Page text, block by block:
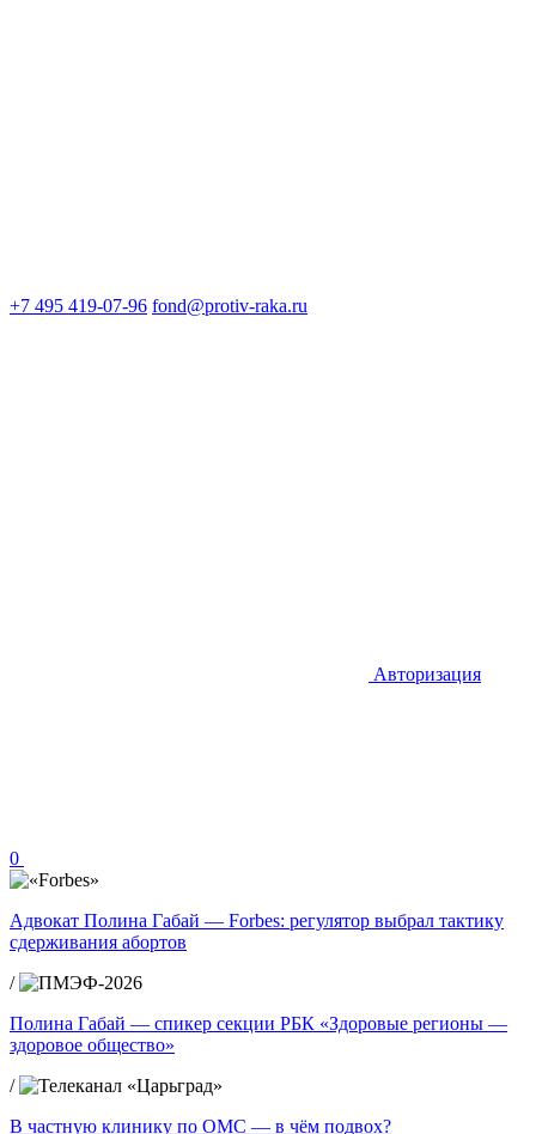
+7 495 419-07-96 fond@protiv-raka.ru
Авторизация
0
Адвокат Полина Габай — Forbes: регулятор выбрал тактику
сдерживания абортов
/
Полина Габай — спикер секции РБК «Здоровые регионы —
здоровое общество»
/
В частную клинику по ОМС — в чём подвох?